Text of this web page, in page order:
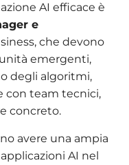
AI efficace è
e
che devono
emergenti,
degli algoritmi,
con team tecnici,
concreto.
avere una ampia
AI nel